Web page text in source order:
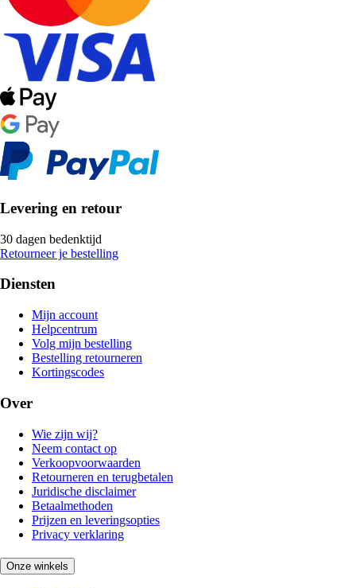
Levering en retour
30 dagen bedenktijd
Retourneer je bestelling
Diensten
Mijn account
Helpcentrum
Volg mijn bestelling
Bestelling retourneren
Kortingscodes
Over
Wie zijn wij?
Neem contact op
Verkoopvoorwaarden
Retourneren en terugbetalen
Juridische disclaimer
Betaalmethoden
Prijzen en leveringsopties
Privacy verklaring
Onze winkels